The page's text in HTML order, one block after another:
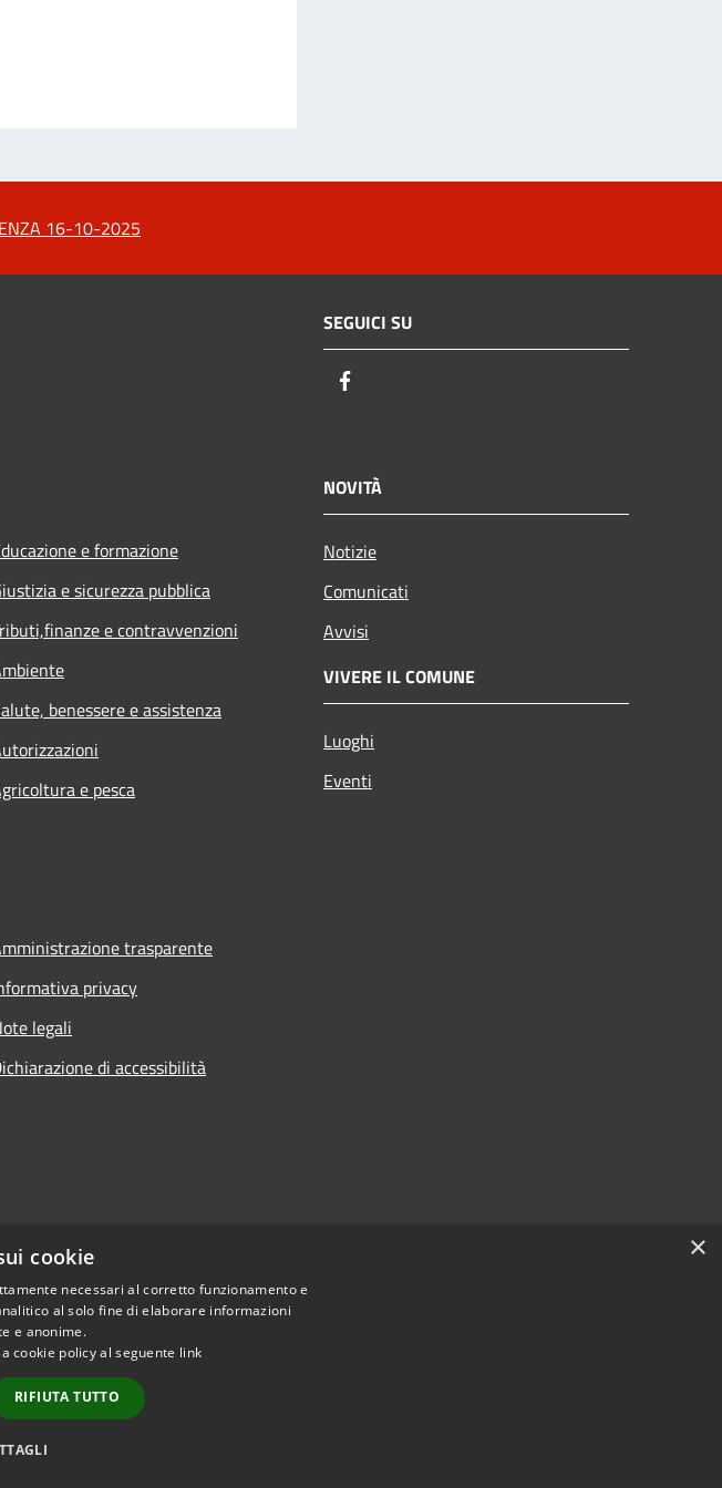
16-10-2025
SEGUICI SU
e formazione
e sicurezza pubblica
e contravvenzioni
benessere e assistenza
e pesca
NOVITÀ
Notizie
Comunicati
Avvisi
VIVERE IL COMUNE
Luoghi
Eventi
trasparente
privacy
legali
di accessibilità
×
cookie
necessari al corretto funzionamento e
al solo fine di elaborare informazioni
e anonime.
cookie policy al seguente link
RIFIUTA TUTTO